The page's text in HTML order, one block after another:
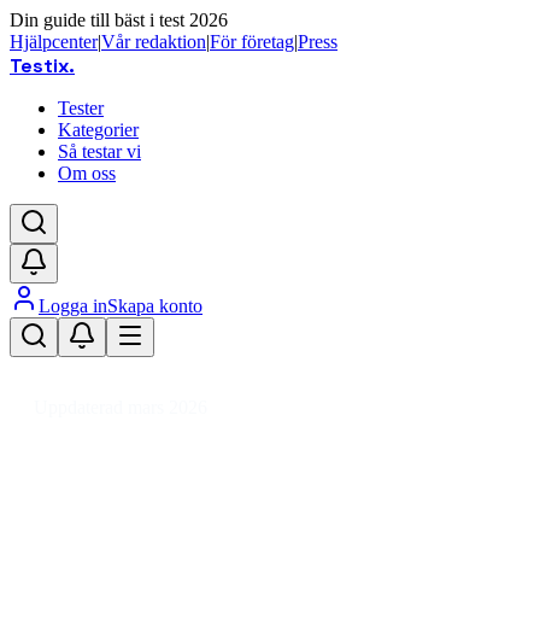
Din guide till bäst i test 2026
Hjälpcenter|Vår redaktion|För företag|Press
Testix.
Tester
Kategorier
Så testar vi
Om oss
Logga inSkapa konto